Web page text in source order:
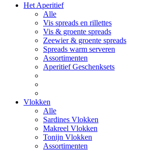
Het Aperitief
Alle
Vis spreads en rillettes
Vis & groente spreads
Zeewier & groente spreads
Spreads warm serveren
Assortimenten
Aperitief Geschenksets
Vlokken
Alle
Sardines Vlokken
Makreel Vlokken
Tonijn Vlokken
Assortimenten